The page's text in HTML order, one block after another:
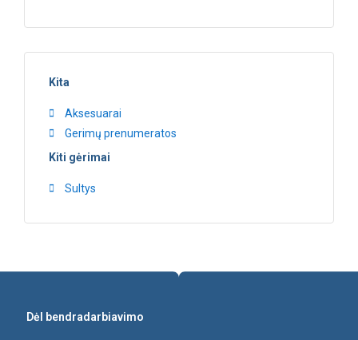
Kita
Aksesuarai
Gerimų prenumeratos
Kiti gėrimai
Sultys
Dėl bendradarbiavimo